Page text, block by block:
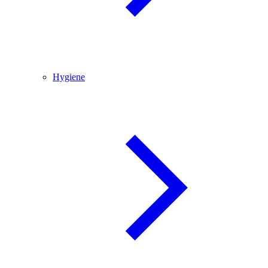
Hygiene